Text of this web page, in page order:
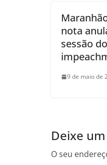
nota
sessão do
9 de maio de
Deixe
O seu